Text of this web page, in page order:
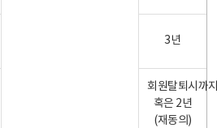
3년
회원탈퇴시까
혹은 2년
(재동의)